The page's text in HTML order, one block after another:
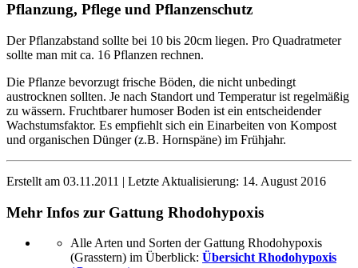
Pflanzung, Pflege und Pflanzenschutz
Der Pflanzabstand sollte bei 10 bis 20cm liegen. Pro Quadratmeter
sollte man mit ca. 16 Pflanzen rechnen.
Die Pflanze bevorzugt frische Böden, die nicht unbedingt
austrocknen sollten. Je nach Standort und Temperatur ist regelmäßig
zu wässern. Fruchtbarer humoser Boden ist ein entscheidender
Wachstumsfaktor. Es empfiehlt sich ein Einarbeiten von Kompost
und organischen Dünger (z.B. Hornspäne) im Frühjahr.
Erstellt am 03.11.2011 | Letzte Aktualisierung: 14. August 2016
Mehr Infos zur Gattung Rhodohypoxis
Alle Arten und Sorten der Gattung Rhodohypoxis
(Grasstern) im Überblick: Übersicht Rhodohypoxis